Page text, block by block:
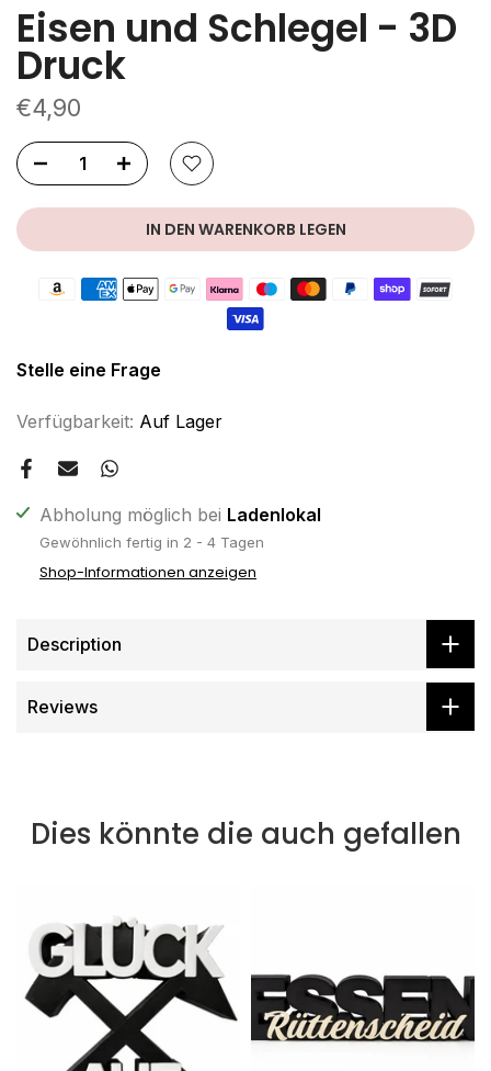
Eisen und Schlegel - 3D
Druck
€4,90
IN DEN WARENKORB LEGEN
Stelle eine Frage
Verfügbarkeit: Auf Lager
Abholung möglich bei Ladenlokal
Gewöhnlich fertig in 2 - 4 Tagen
Shop-Informationen anzeigen
Description
Reviews
Dies könnte die auch gefallen